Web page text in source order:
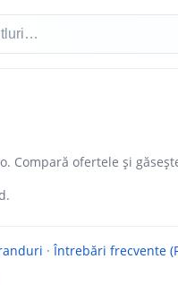
Compară ofertele și
·Întrebări frecvente